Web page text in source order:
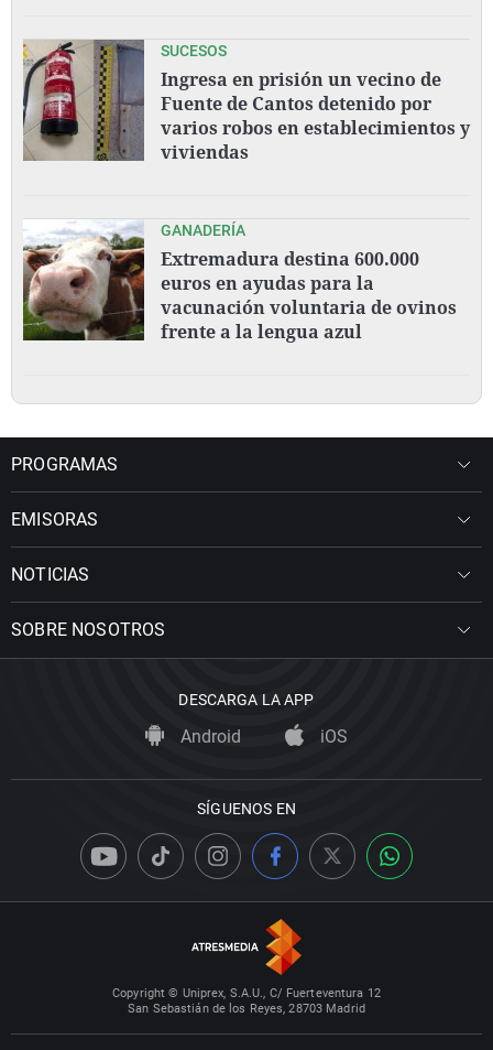
SUCESOS
Ingresa en prisión un vecino de
Fuente de Cantos detenido por
varios robos en establecimientos y
viviendas
GANADERÍA
Extremadura destina 600.000
euros en ayudas para la
vacunación voluntaria de ovinos
frente a la lengua azul
PROGRAMAS
EMISORAS
NOTICIAS
SOBRE NOSOTROS
DESCARGA LA APP
Android iOS
SÍGUENOS EN
Copyright © Uniprex, S.A.U., C/ Fuerteventura 12
San Sebastián de los Reyes, 28703 Madrid